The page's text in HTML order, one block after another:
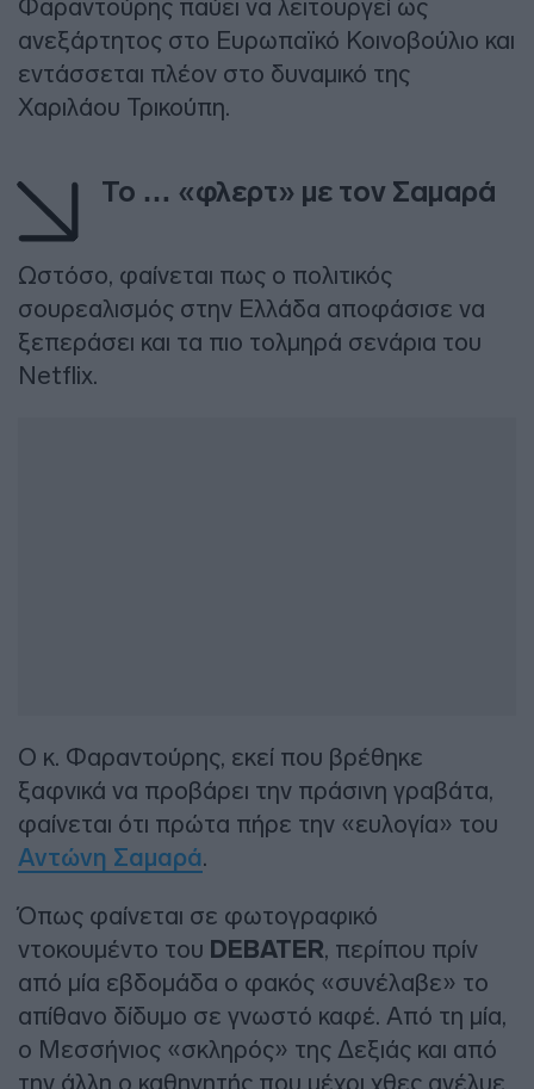
Φαραντούρης παύει να λειτουργεί ως
ανεξάρτητος στο Ευρωπαϊκό Κοινοβούλιο και
εντάσσεται πλέον στο δυναμικό της
Χαριλάου Τρικούπη.
Το … «φλερτ» με τον Σαμαρά
Ωστόσο, φαίνεται πως ο πολιτικός
σουρεαλισμός στην Ελλάδα αποφάσισε να
ξεπεράσει και τα πιο τολμηρά σενάρια του
Netflix.
Ο κ. Φαραντούρης, εκεί που βρέθηκε
ξαφνικά να προβάρει την πράσινη γραβάτα,
φαίνεται ότι πρώτα πήρε την «ευλογία» του
Αντώνη Σαμαρά.
Όπως φαίνεται σε φωτογραφικό
ντοκουμέντο του DEBATER, περίπου πρίν
από μία εβδομάδα ο φακός «συνέλαβε» το
απίθανο δίδυμο σε γνωστό καφέ. Από τη μία,
ο Μεσσήνιος «σκληρός» της Δεξιάς και από
την άλλη ο καθηγητής που μέχρι χθες ανέλυε